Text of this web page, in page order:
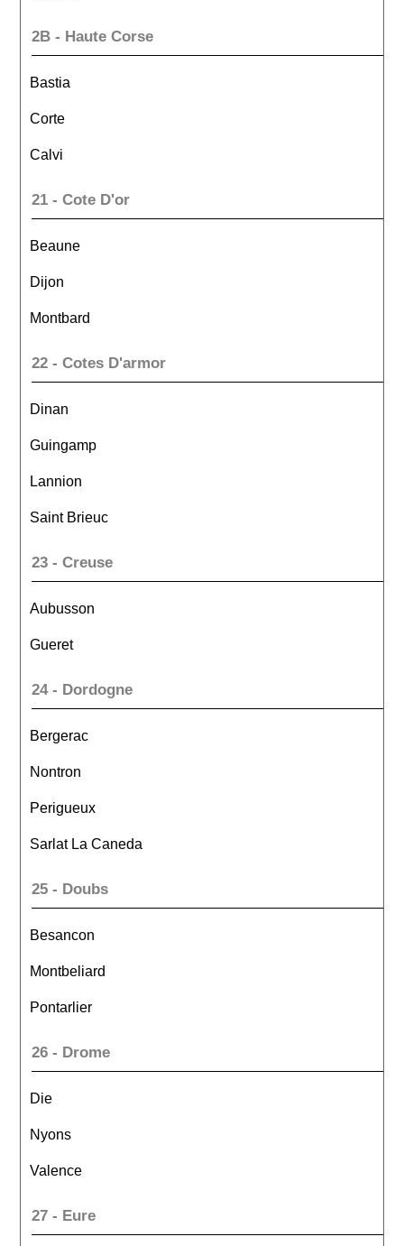
2B - Haute Corse
Bastia
Corte
Calvi
21 - Cote D'or
Beaune
Dijon
Montbard
22 - Cotes D'armor
Dinan
Guingamp
Lannion
Saint Brieuc
23 - Creuse
Aubusson
Gueret
24 - Dordogne
Bergerac
Nontron
Perigueux
Sarlat La Caneda
25 - Doubs
Besancon
Montbeliard
Pontarlier
26 - Drome
Die
Nyons
Valence
27 - Eure